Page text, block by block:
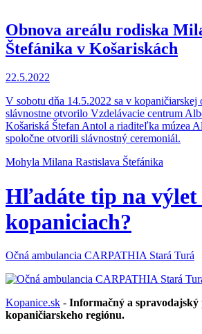
Obnova areálu rodiska
Štefánika v Košariskách
22.5.2022
V sobotu dňa 14.5.2022 sa v kopaničiarskej
slávnostne otvorilo Vzdelávacie centrum
Košariská Štefan Antol a riaditeľka múzea
spoločne otvorili slávnostný ceremoniál.
Mohyla Milana Rastislava Štefánika
Hľadáte tip na výlet
kopaniciach?
Očná ambulancia CARPATHIA Stará Turá
Kopanice.sk - Informačný a spravodajský
kopaničiarskeho regiónu.